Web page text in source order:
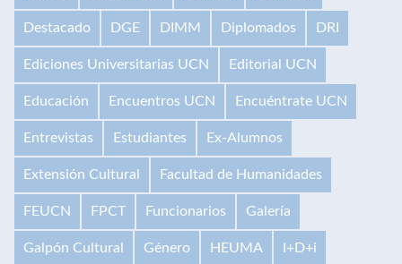
Destacado DGE DIMM Diplomados DRI
Ediciones Universitarias UCN Editorial UCN
Educación Encuentros UCN Encuéntrate UCN
Entrevistas Estudiantes Ex-Alumnos
Extensión Cultural Facultad de Humanidades
FEUCN FPCT Funcionarios Galería
Galpón Cultural Género HEUMA I+D+i